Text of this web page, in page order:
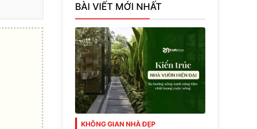
BÀI VIẾT MỚI NHẤT
KHÔNG GIAN NHÀ ĐẸP